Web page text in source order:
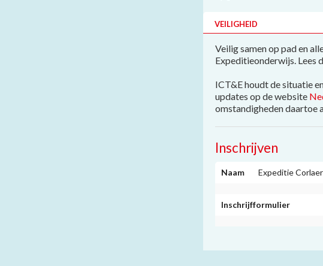
VEILIGHEID
Veilig samen op pad en
Expeditieonderwijs. Lees
ICT&E houdt de situatie
updates op de website
omstandigheden daartoe
Inschrijven
Naam Expeditie
Inschrijfformulier